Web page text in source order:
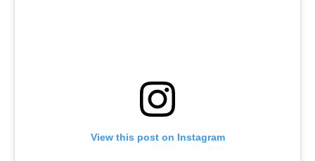
View this post on Instagram